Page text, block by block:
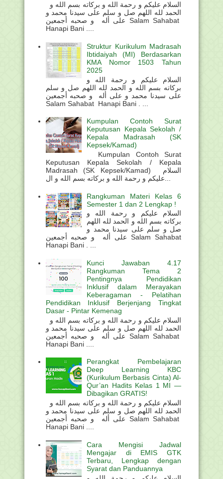
الحمد لله اللهم صل و سلم على سيدنا محمد و
على أله و صحبه أجمعين Salam Sahabat
Hanapi Bani ....
Struktur Kurikulum Madrasah
Ibtidaiyah (MI) Berdasarkan
KMA Nomor 1503 Tahun
2025
السلام عليكم و رحمة الله و
بركاته بسم الله و الحمد لله اللهم صل و سلم
على سيدنا محمد و على أله و صحبه أجمعين
Salam Sahabat Hanapi Bani . ...
Kumpulan Contoh Surat
Keputusan Kepala Sekolah /
Kepala Madrasah (SK
Kepsek/Kamad)
Kumpulan Contoh Surat
Keputusan Kepala Sekolah / Kepala
Madrasah (SK Kepsek/Kamad) السلام
Rangkuman Materi Kelas 6
Semester 1 dan 2 Lengkap !
السلام عليكم و رحمة الله و
بركاته بسم الله و الحمد لله اللهم
صل و سلم على سيدنا محمد و
على أله و صحبه أجمعين Salam Sahabat
Hanapi Bani . ...
Kunci Jawaban 4.17
Rangkuman Tema 2
Pentingnya Pendidikan
Inklusif dalam Merayakan
Keberagaman - Pelatihan
Pendidikan Inklusif Berjenjang Tingkat
Dasar - Pintar Kemenag
الحمد لله اللهم صل و سلم على سيدنا محمد و
على أله و صحبه أجمعين Salam Sahabat
Hanapi Bani ....
Perangkat Pembelajaran
Deep Learning KBC
(Kurikulum Berbasis Cinta) Al-
Qur’an Hadits Kelas 1 MI —
Dibagikan GRATIS!
الحمد لله اللهم صل و سلم على سيدنا محمد و
على أله و صحبه أجمعين Salam Sahabat
Hanapi Bani ....
Cara Mengisi Jadwal
Mengajar di EMIS GTK
Terbaru, Lengkap dengan
Syarat dan Panduannya